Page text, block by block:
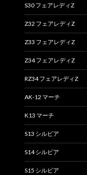
S30 フェアレディZ
Z32 フェアレディZ
Z33 フェアレディZ
Z34 フェアレディZ
RZ34 フェアレディZ
AK-12 マーチ
K13 マーチ
S13 シルビア
S14 シルビア
S15 シルビア